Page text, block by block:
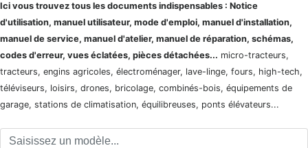
Ici vous trouvez tous les documents indispensables : Notice
d'utilisation, manuel utilisateur, mode d'emploi, manuel d'installation,
manuel de service, manuel d'atelier, manuel de réparation, schémas,
codes d'erreur, vues éclatées, pièces détachées... micro-tracteurs,
tracteurs, engins agricoles, électroménager, lave-linge, fours, high-tech,
téléviseurs, loisirs, drones, bricolage, combinés-bois, équipements de
garage, stations de climatisation, équilibreuses, ponts élévateurs...